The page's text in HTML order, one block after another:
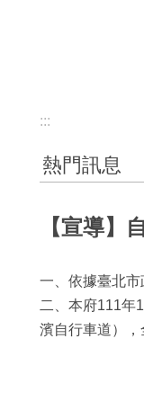
:::
熱門訊息
【宣導】
一、依據臺北
二、本府111年
濱自行車道）